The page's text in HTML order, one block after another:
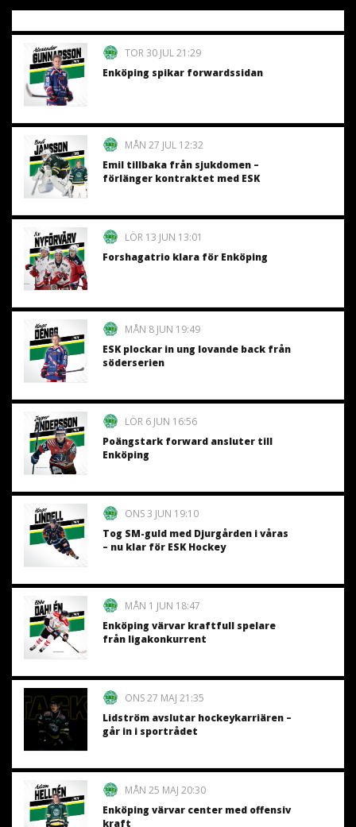
TOR 30 JUL 21:29
Enköping spikar forwardssidan
MÅN 27 JUL 12:32
Emil tillbaka från sjukdomen –
förlänger kontraktet med ESK
LÖR 13 JUN 13:01
Forshagatrio klara för Enköping
MÅN 8 JUN 19:49
ESK plockar in ung lovande back från
söderserien
LÖR 6 JUN 16:56
Poängstark forward ansluter till
Enköping
ONS 3 JUN 19:10
Tog SM-guld med Djurgården i våras
– nu klar för ESK Hockey
MÅN 1 JUN 18:47
Enköping värvar kraftfull spelare
från ligakonkurrent
ONS 27 MAJ 21:35
Lidström avslutar hockeykarriären –
går in i sportrådet
MÅN 25 MAJ 20:30
Enköping värvar center med offensiv
kraft